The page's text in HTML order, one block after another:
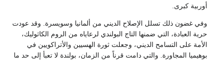
أوربية كبرى.
وفي غضون ذلك تسلل الإصلاح الديني من ألمانيا وسويسرة. وقد عودت
حرية العبادة، التي ضمنها التاج البولندي لرعاياه من الروم الكاثوليك،
الأمة على التسامح الديني، وجعلت ثورة الهسيين والأتراكويين في
بوهيميا المجاورة. والتي دامت قرناً من الزمان، بولندة لا تعبأ إلى حد ما